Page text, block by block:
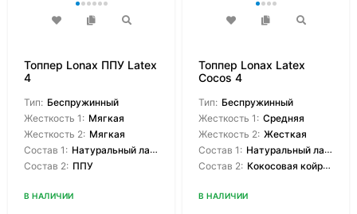
Топпер Lonax ППУ Latex
4
Тип: Беспружинный
Жесткость 1: Мягкая
Жесткость 2: Мягкая
Состав 1: Натуральный латекс
Состав 2: ППУ
В НАЛИЧИИ
Топпер Lonax Latex
Cocos 4
Тип: Беспружинный
Жесткость 1: Средняя
Жесткость 2: Жесткая
Состав 1: Натуральный латекс
Состав 2: Кокосовая койраовая койра
В НАЛИЧИИ